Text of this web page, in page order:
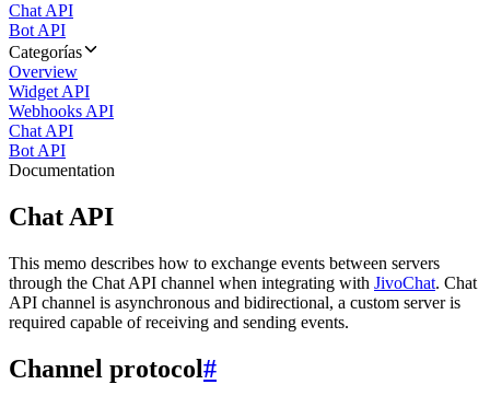
Chat API
Bot API
Categorías
Overview
Widget API
Webhooks API
Chat API
Bot API
Documentation
Chat API
This memo describes how to exchange events between servers
through the Chat API channel when integrating with JivoChat. Chat
API channel is asynchronous and bidirectional, a custom server is
required capable of receiving and sending events.
Channel protocol#